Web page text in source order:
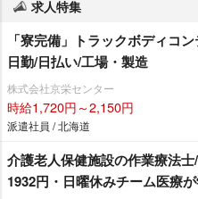
求人特集
「寮完備」トラックボディコ
日勤/日払い/工場・製造
株式会社京栄センター
時給1,720円～2,150円
派遣社員 / 北海道
介護老人保健施設の作業療法
1932円・日曜休みチーム医療